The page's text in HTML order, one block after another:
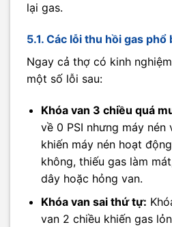
lại gas.
5.1. Các lỗi thu hồi gas phổ
Ngay cả thợ có kinh
một số lỗi sau:
Khóa van 3 chiều quá
về 0 PSI nhưng máy nén
khiến máy nén hoạt
không, thiếu gas làm
dây hoặc hỏng van.
Khóa van sai thứ tự:
van 2 chiều khiến gas